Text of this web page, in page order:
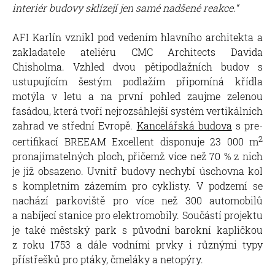
interiér budovy sklízejí jen samé nadšené reakce.“
AFI Karlín vznikl pod vedením hlavního architekta a
zakladatele ateliéru CMC Architects Davida
Chisholma. Vzhled dvou pětipodlažních budov s
ustupujícím šestým podlažím připomíná křídla
motýla v letu a na první pohled zaujme zelenou
fasádou, která tvoří nejrozsáhlejší systém vertikálních
zahrad ve střední Evropě. Kancelářská budova s pre-
certifikací BREEAM Excellent disponuje 23 000 m2
pronajímatelných ploch, přičemž více než 70 % z nich
je již obsazeno. Uvnitř budovy nechybí úschovna kol
s kompletním zázemím pro cyklisty. V podzemí se
nachází parkoviště pro více než 300 automobilů
a nabíjecí stanice pro elektromobily. Součástí projektu
je také městský park s původní barokní kapličkou
z roku 1753 a dále vodními prvky i různými typy
přístřešků pro ptáky, čmeláky a netopýry.